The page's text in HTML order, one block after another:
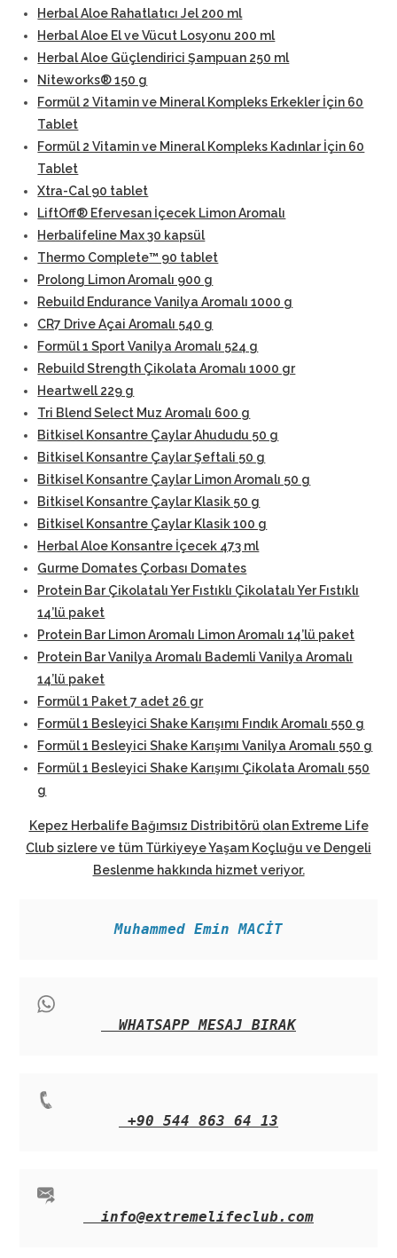
Herbal Aloe Rahatlatıcı Jel 200 ml
Herbal Aloe El ve Vücut Losyonu 200 ml
Herbal Aloe Güçlendirici Şampuan 250 ml
Niteworks® 150 g
Formül 2 Vitamin ve Mineral Kompleks Erkekler İçin 60
Tablet
Formül 2 Vitamin ve Mineral Kompleks Kadınlar İçin 60
Tablet
Xtra-Cal 90 tablet
LiftOff® Efervesan İçecek Limon Aromalı
Herbalifeline Max 30 kapsül
Thermo Complete™ 90 tablet
Prolong Limon Aromalı 900 g
Rebuild Endurance Vanilya Aromalı 1000 g
CR7 Drive Açai Aromalı 540 g
Formül 1 Sport Vanilya Aromalı 524 g
Rebuild Strength Çikolata Aromalı 1000 gr
Heartwell 229 g
Tri Blend Select Muz Aromalı 600 g
Bitkisel Konsantre Çaylar Ahududu 50 g
Bitkisel Konsantre Çaylar Şeftali 50 g
Bitkisel Konsantre Çaylar Limon Aromalı 50 g
Bitkisel Konsantre Çaylar Klasik 50 g
Bitkisel Konsantre Çaylar Klasik 100 g
Herbal Aloe Konsantre İçecek 473 ml
Gurme Domates Çorbası Domates
Protein Bar Çikolatalı Yer Fıstıklı Çikolatalı Yer Fıstıklı
14’lü paket
Protein Bar Limon Aromalı Limon Aromalı 14’lü paket
Protein Bar Vanilya Aromalı Bademli Vanilya Aromalı
14’lü paket
Formül 1 Paket 7 adet 26 gr
Formül 1 Besleyici Shake Karışımı Fındık Aromalı 550 g
Formül 1 Besleyici Shake Karışımı Vanilya Aromalı 550 g
Formül 1 Besleyici Shake Karışımı Çikolata Aromalı 550
g
Kepez Herbalife Bağımsız Distribitörü olan Extreme Life
Club sizlere ve tüm Türkiyeye Yaşam Koçluğu ve Dengeli
Beslenme hakkında hizmet veriyor.
Muhammed Emin MACİT
WHATSAPP MESAJ BIRAK
+90 544 863 64 13
info@extremelifeclub.com